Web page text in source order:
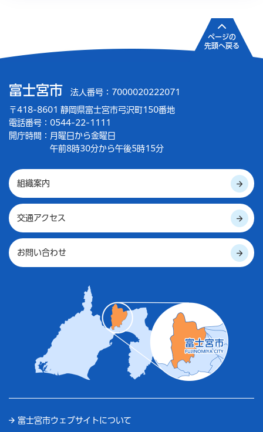
富士宮市 法人番号：7000020222071
〒418-8601 静岡県富士宮市弓沢町150番地
電話番号：0544-22-1111
開庁時間： 月曜日から金曜日
午前8時30分から午後5時15分
組織案内
交通アクセス
お問い合わせ
富士宮市ウェブサイトについて
ページの
先頭へ戻る